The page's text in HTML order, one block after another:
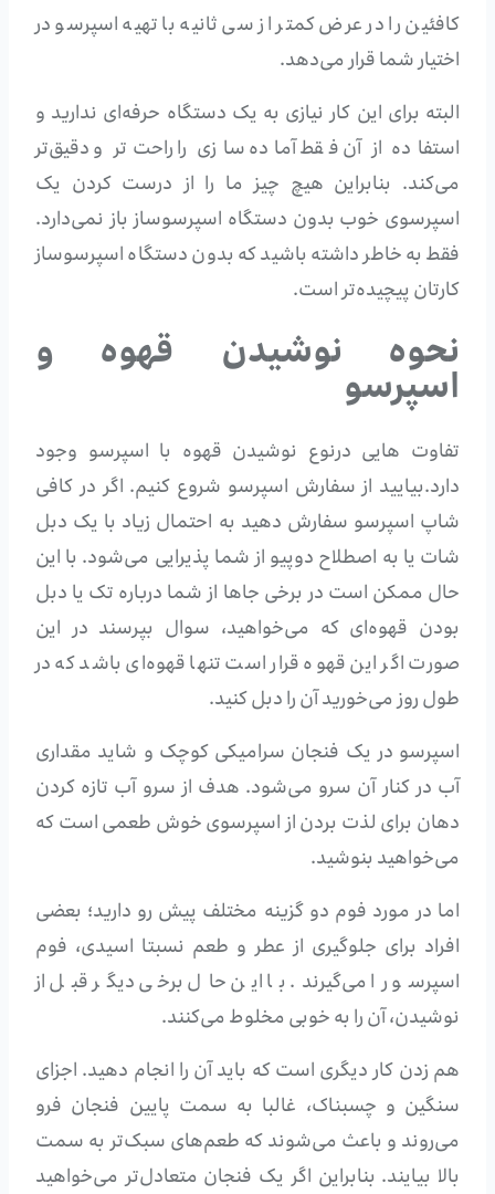
کافئین را در عرض کمتر از سی ثانیه با تهیه اسپرسو در
اختیار شما قرار می‌دهد.
البته برای این کار نیازی به یک دستگاه حرفه‌ای ندارید و
استفاده از آن فقط آماده سازی را راحت‌تر و دقیق‌تر
می‌کند. بنابراین هیچ چیز ما را از درست کردن یک
اسپرسوی خوب بدون دستگاه اسپرسوساز باز نمی‌دارد.
فقط به خاطر داشته باشید که بدون دستگاه اسپرسوساز
کارتان پیچیده‌تر است.
نحوه نوشیدن قهوه و
اسپرسو
تفاوت هایی درنوع نوشیدن قهوه با اسپرسو وجود
دارد.بیایید از سفارش اسپرسو شروع کنیم. اگر در کافی
شاپ اسپرسو سفارش دهید به احتمال زیاد با یک دبل
شات یا به اصطلاح دوپیو از شما پذیرایی می‌شود. با این
حال ممکن است در برخی جاها از شما درباره تک یا دبل
بودن قهوه‌ای که می‌خواهید، سوال بپرسند در این
صورت اگر این قهوه قرار است تنها قهوه‌ای باشد که در
طول روز می‌خورید آن را دبل کنید.
اسپرسو در یک فنجان سرامیکی کوچک و شاید مقداری
آب در کنار آن سرو می‌شود. هدف از سرو آب تازه کردن
دهان برای لذت بردن از اسپرسوی خوش طعمی است که
می‌خواهید بنوشید.
اما در مورد فوم دو گزینه مختلف پیش رو دارید؛ بعضی
افراد برای جلوگیری از عطر و طعم نسبتا اسیدی، فوم
اسپرسو را می‌گیرند. با این حال برخی دیگر قبل از
نوشیدن، آن را به خوبی مخلوط می‌کنند.
هم زدن کار دیگری است که باید آن را انجام دهید. اجزای
سنگین و چسبناک، غالبا به سمت پایین فنجان فرو
می‌روند و باعث می‌شوند که طعم‌های سبک‌تر به سمت
بالا بیایند. بنابراین اگر یک فنجان متعادل‌تر می‌خواهید